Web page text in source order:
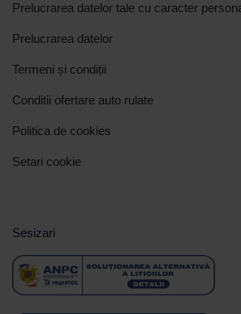
Prelucrarea datelor tale cu caracter
Prelucrarea datelor
Termeni și condiții
Conditii ofertare auto rulate
Politica de cookies
Setari cookie
Sesizari